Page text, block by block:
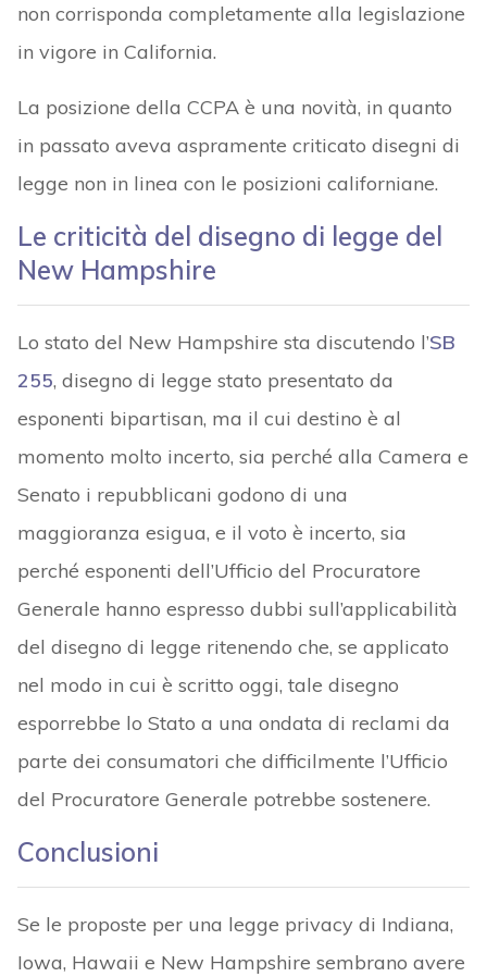
non corrisponda completamente alla legislazione
in vigore in California.
La posizione della CCPA è una novità, in quanto
in passato aveva aspramente criticato disegni di
legge non in linea con le posizioni californiane.
Le criticità del disegno di legge del
New Hampshire
Lo stato del New Hampshire sta discutendo l’SB
255, disegno di legge stato presentato da
esponenti bipartisan, ma il cui destino è al
momento molto incerto, sia perché alla Camera e
Senato i repubblicani godono di una
maggioranza esigua, e il voto è incerto, sia
perché esponenti dell’Ufficio del Procuratore
Generale hanno espresso dubbi sull’applicabilità
del disegno di legge ritenendo che, se applicato
nel modo in cui è scritto oggi, tale disegno
esporrebbe lo Stato a una ondata di reclami da
parte dei consumatori che difficilmente l’Ufficio
del Procuratore Generale potrebbe sostenere.
Conclusioni
Se le proposte per una legge privacy di Indiana,
Iowa, Hawaii e New Hampshire sembrano avere